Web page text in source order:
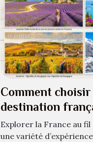
Comment choisir
destination
chaque saison ?
Explorer la France au
une variété